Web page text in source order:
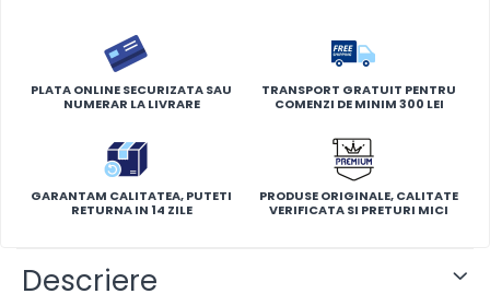
PLATA ONLINE SECURIZATA SAU
NUMERAR LA LIVRARE
TRANSPORT GRATUIT PENTRU
COMENZI DE MINIM 300 LEI
GARANTAM CALITATEA, PUTETI
RETURNA IN 14 ZILE
PRODUSE ORIGINALE, CALITATE
VERIFICATA SI PRETURI MICI
Descriere